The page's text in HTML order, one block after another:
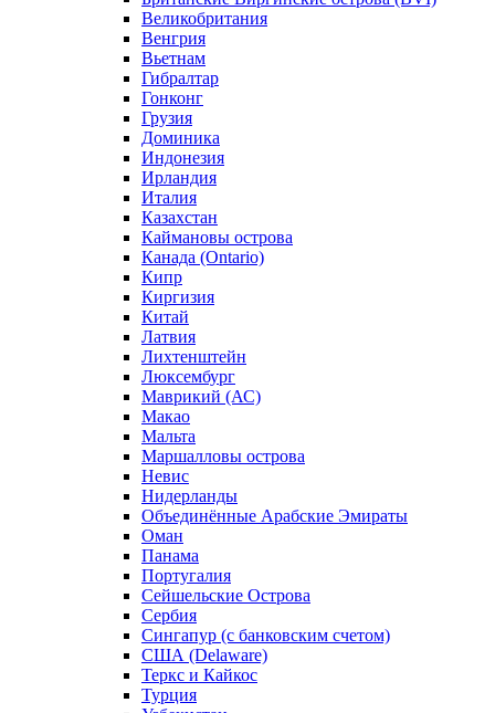
Великобритания
Венгрия
Вьетнам
Гибралтар
Гонконг
Грузия
Доминика
Индонезия
Ирландия
Италия
Казахстан
Каймановы острова
Канада (Ontario)
Кипр
Киргизия
Китай
Латвия
Лихтенштейн
Люксембург
Маврикий (АС)
Макао
Мальта
Маршалловы острова
Нeвис
Нидерланды
Объединённые Арабские Эмираты
Оман
Панама
Португалия
Сейшельские Острова
Сербия
Сингапур (c банковским счетом)
США (Delaware)
Теркс и Кайкос
Турция